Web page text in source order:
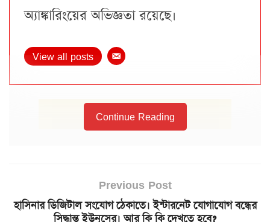
অ্যাঙ্কারিংয়ের অভিজ্ঞতা রয়েছে।
View all posts
Continue Reading
Previous Post
হাসিনার ডিজিটাল সংযোগ ঠেকাতে। ইন্টারনেট যোগাযোগ বন্ধের
সিদ্ধান্ত ইউনূসের। আর কি কি দেখতে হবে?